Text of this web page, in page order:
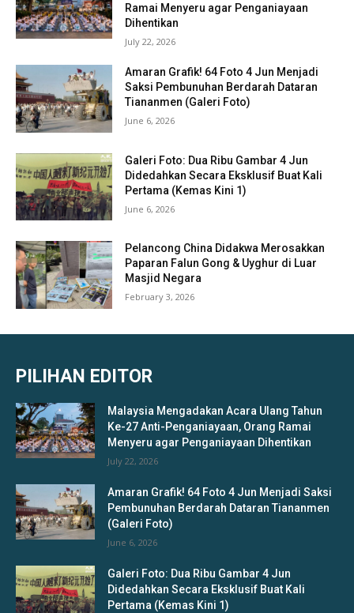
Ramai Menyeru agar Penganiayaan
Dihentikan
July 22, 2026
Amaran Grafik! 64 Foto 4 Jun Menjadi
Saksi Pembunuhan Berdarah Dataran
Tiananmen (Galeri Foto)
June 6, 2026
Galeri Foto: Dua Ribu Gambar 4 Jun
Didedahkan Secara Eksklusif Buat Kali
Pertama (Kemas Kini 1)
June 6, 2026
Pelancong China Didakwa Merosakkan
Paparan Falun Gong & Uyghur di Luar
Masjid Negara
February 3, 2026
PILIHAN EDITOR
Malaysia Mengadakan Acara Ulang Tahun
Ke-27 Anti-Penganiayaan, Orang Ramai
Menyeru agar Penganiayaan Dihentikan
July 22, 2026
Amaran Grafik! 64 Foto 4 Jun Menjadi Saksi
Pembunuhan Berdarah Dataran Tiananmen
(Galeri Foto)
June 6, 2026
Galeri Foto: Dua Ribu Gambar 4 Jun
Didedahkan Secara Eksklusif Buat Kali
Pertama (Kemas Kini 1)